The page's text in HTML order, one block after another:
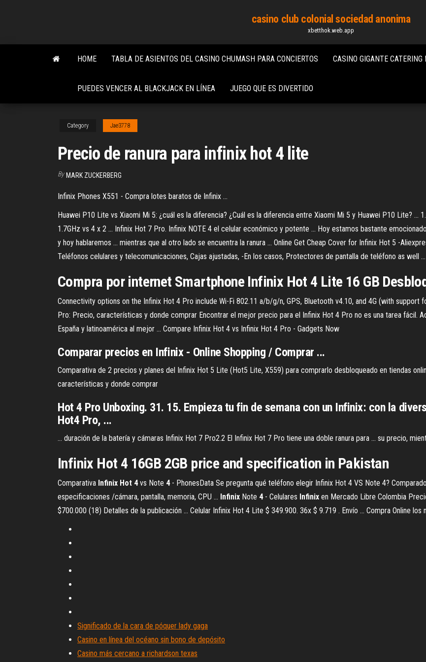
content
casino club colonial sociedad anonima
xbetthok.web.app
HOME TABLA DE ASIENTOS DEL CASINO CHUMASH PARA CONCIERTOS CASINO GIGANTE
PUEDES VENCER AL BLACKJACK EN LÍNEA JUEGO QUE ES DIVERTIDO
Category Jae3778
Precio de ranura para infinix hot 4 lite
By MARK ZUCKERBERG
Infinix Phones X551 - Compra lotes baratos de Infinix ...
Huawei P10 Lite vs Xiaomi Mi 5: ¿cuál es la diferencia? ¿Cuál es la diferencia entre Xiaomi Mi 5 y Huawei P10 Lite? ...
1.7GHz vs 4 x 2 ... Infinix Hot 7 Pro. Infinix NOTE 4 el celular económico y potente ... Hoy estamos bastante
y hoy hablaremos ... mientras que al otro lado se encuentra la ranura ... Online Get Cheap Cover for Infinix Hot 5 -
Teléfonos celulares y telecomunicaciones, Cajas ajustadas, -En los casos, Protectores de pantalla de teléfono as well
Compra por internet Smartphone Infinix Hot 4 Lite 16 GB
Connectivity options on the Infinix Hot 4 Pro include Wi-Fi 802.11 a/b/g/n, GPS, Bluetooth v4.10, and 4G (with support
Pro: Precio, características y donde comprar Encontrar el mejor precio para el Infinix Hot 4 Pro no es una tarea fácil.
España y latinoamérica al mejor ... Compare Infinix Hot 4 vs Infinix Hot 4 Pro - Gadgets Now
Comparar precios en Infinix- Online Shopping / Comprar ...
Comparativa de 2 precios y planes del Infinix Hot 5 Lite (Hot5 Lite, X559) para comprarlo desbloqueado en tiendas
características y donde comprar
Hot 4 Pro Unboxing. 31. 15. Empieza tu fin de semana con un Infinix: con la
Hot4 Pro, ...
... duración de la batería y cámaras Infinix Hot 7 Pro2.2 El Infinix Hot 7 Pro tiene una doble ranura para ... su precio,
Infinix Hot 4 16GB 2GB price and specification in Pakistan
Comparativa Infinix Hot 4vs Note 4- PhonesData Se pregunta qué teléfono elegir Infinix Hot 4 VS Note 4?
especificaciones /cámara, pantalla, memoria, CPU ... Infinix Note 4- Celulares Infinix en Mercado Libre Colombia
$700.000 (18) Detalles de la publicación ... Celular Infinix Hot 4 Lite $ 349.900. 36x $ 9.719 . Envío ... Compra Online
Significado de la cara de póquer lady gaga
Casino en línea del océano sin bono de depósito
Casino más cercano a richardson texas